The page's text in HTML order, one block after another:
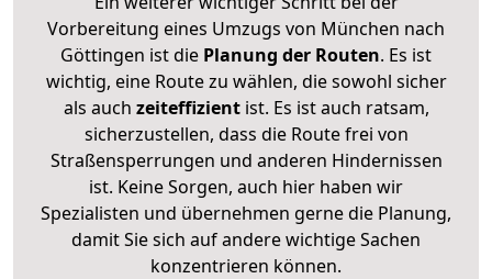
Vorbereitung eines Umzugs von München nach
Göttingen ist die Planung der Routen. Es ist
wichtig, eine Route zu wählen, die sowohl sicher
als auch zeiteffizientist. Es ist auch ratsam,
sicherzustellen, dass die Route frei von
Straßensperrungen und anderen Hindernissen
ist. Keine Sorgen, auch hier haben wir
Spezialisten und übernehmen gerne die Planung,
damit Sie sich auf andere wichtige Sachen
konzentrieren können.